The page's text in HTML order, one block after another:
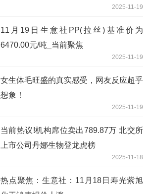
2025-11-19
11月19日生意社PP(拉丝)基准价为
6470.00元/吨_当前聚焦
2025-11-19
女生体毛旺盛的真实感受，网友反应超乎
想象！
2025-11-19
当前热议!机构席位卖出789.87万 北交所
上市公司丹娜生物登龙虎榜
2025-11-18
热点聚焦：生意社：11月18日寿光紫旭